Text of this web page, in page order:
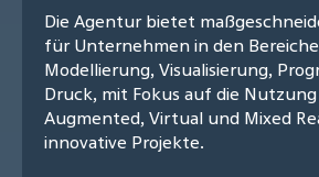
Die Agentur bietet
für Unternehmen in den
Modellierung, Visualisierung,
Druck, mit Fokus auf die
Augmented, Virtual und Mixed
innovative Projekte.